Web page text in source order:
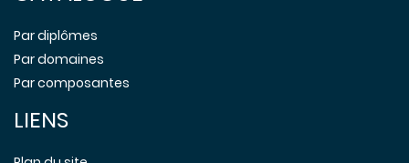
Par diplômes
Par domaines
Par composantes
LIENS